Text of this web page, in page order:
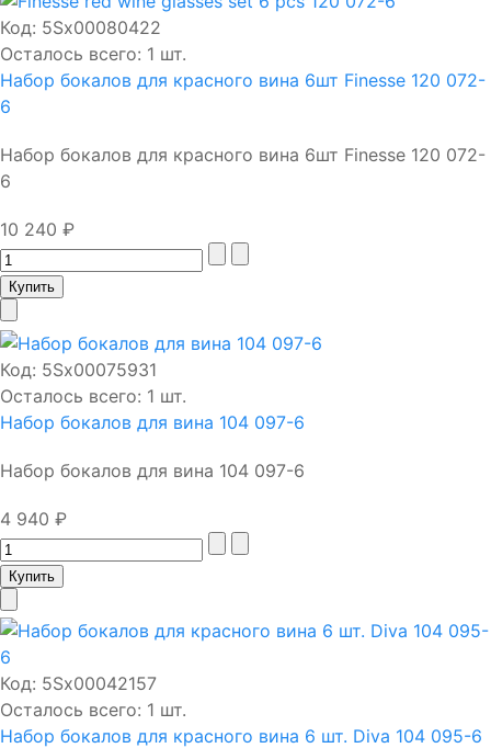
Код: 5Sх00080422
Осталось всего: 1 шт.
Набор бокалов для красного вина 6шт Finesse 120 072-
6
Набор бокалов для красного вина 6шт Finesse 120 072-
6
10 240 ₽
Код: 5Sх00075931
Осталось всего: 1 шт.
Набор бокалов для вина 104 097-6
Набор бокалов для вина 104 097-6
4 940 ₽
Код: 5Sх00042157
Осталось всего: 1 шт.
Набор бокалов для красного вина 6 шт. Diva 104 095-6